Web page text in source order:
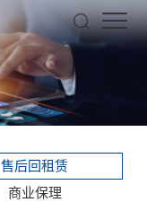
售后回租赁
商业保理